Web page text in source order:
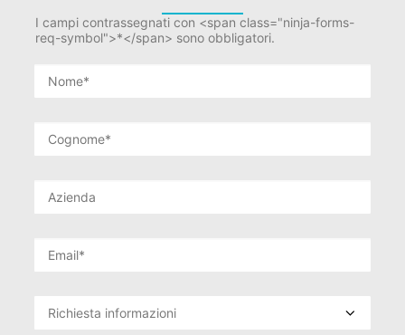
I campi contrassegnati con <span class="ninja-forms-
req-symbol">*</span> sono obbligatori.